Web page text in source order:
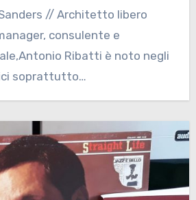
// Architetto libero
consulente e
Ribatti è noto negli
soprattutto…